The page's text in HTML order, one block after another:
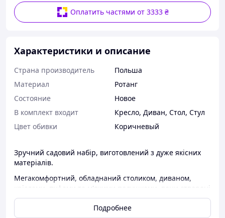
Оплатить частями от 3333 ₴
Характеристики и описание
Страна производитель
Польша
Материал
Ротанг
Состояние
Новое
В комплект входит
Кресло, Диван, Стол, Стул
Цвет обивки
Коричневый
Зручний садовий набір, виготовлений з дуже якісних
матеріалів.
Мегакомфортний, обладнаний столиком, диваном,
кріслами, пуфами та м'якими подушками, вони створені
для відпочинку. Він розмістить усіх гостей та
забезпечить їхній комфорт навіть під час тривалого
Подробнее